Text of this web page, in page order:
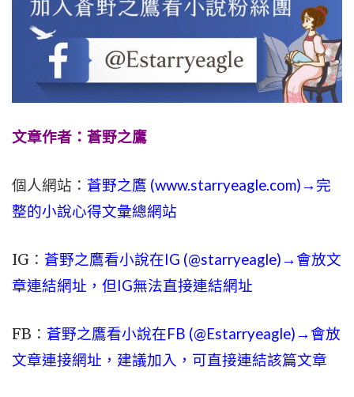
文章作者：蒼野之鷹
個人網站： 蒼野之鷹 (www.starryeagle.com)→完
整的小說心得文彙總網站
IG： 蒼野之鷹看小說在IG (@starryeagle)→會放文
章連結網址，但IG無法直接連結網址
FB： 蒼野之鷹看小說在FB (@Estarryeagle)→會放
文章連接網址，建議加入，可直接連結該篇文章